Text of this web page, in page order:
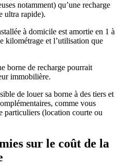
notamment) qu’une recharge
ultra rapide).
à domicile est amortie en 1 à
kilométrage et l’utilisation que
borne de recharge pourrait
immobilière.
de louer sa borne à des tiers et
comme vous
particuliers (location courte ou
sur le coût de la